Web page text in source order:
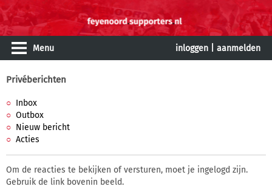
Menu inloggen aanmelden
Privéberichten
Inbox
Outbox
Nieuw bericht
Acties
Om de reacties te bekijken of versturen, moet je ingelogd zijn.
Gebruik de link bovenin beeld.